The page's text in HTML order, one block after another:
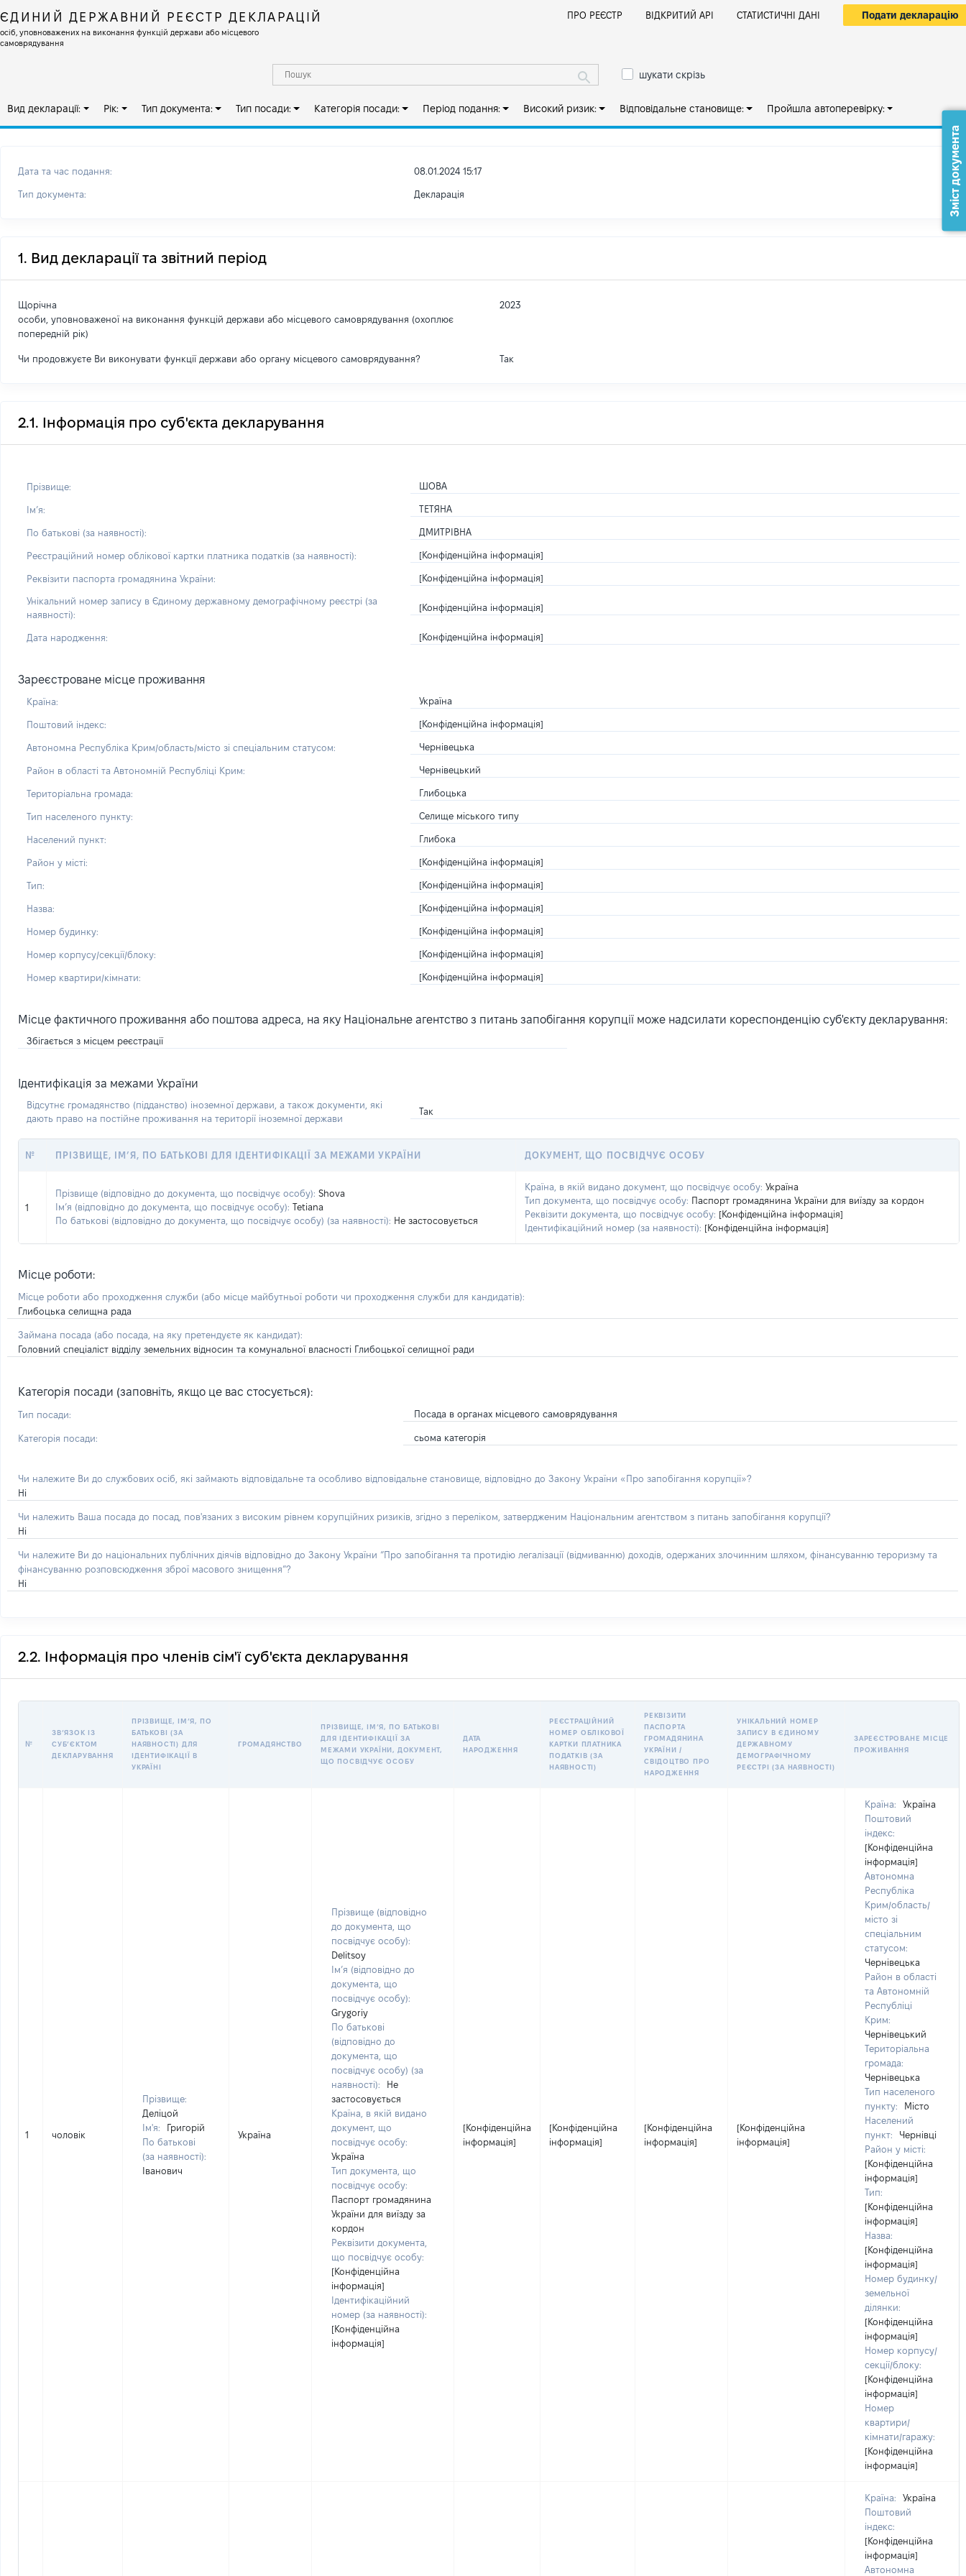
ЄДИНИЙ ДЕРЖАВНИЙ РЕЄСТР ДЕКЛАРАЦІЙ
осіб, уповноважених на виконання функцій держави або місцевого
самоврядування
ПРО РЕЄСТР ВІДКРИТИЙ АРІ СТАТИСТИЧНІ ДАНІ Подати декларацію
шукати скрізь
Вид декларації: Рік: Тип документа: Тип посади: Категорія посади: Період подання: Високий ризик: Відповідальне становище: Пройшла автоперевірку:
Дата та час подання: 08.01.2024 15:17
Тип документа: Декларація
1. Вид декларації та звітний період
Щорічна
особи, уповноваженої на виконання функцій держави або місцевого самоврядування (охоплює
попередній рік)
2023
Чи продовжуєте Ви виконувати функції держави або органу місцевого самоврядування? Так
2.1. Інформація про суб'єкта декларування
Прізвище: ШОВА
Імʼя: ТЕТЯНА
По батькові (за наявності): ДМИТРІВНА
Реєстраційний номер облікової картки платника податків (за наявності): [Конфіденційна інформація]
Реквізити паспорта громадянина України: [Конфіденційна інформація]
Унікальний номер запису в Єдиному державному демографічному реєстрі (за
наявності):
[Конфіденційна інформація]
Дата народження: [Конфіденційна інформація]
Зареєстроване місце проживання
Країна: Україна
Поштовий індекс: [Конфіденційна інформація]
Автономна Республіка Крим/область/місто зі спеціальним статусом: Чернівецька
Район в області та Автономній Республіці Крим: Чернівецький
Територіальна громада: Глибоцька
Тип населеного пункту: Селище міського типу
Населений пункт: Глибока
Район у місті: [Конфіденційна інформація]
Тип: [Конфіденційна інформація]
Назва: [Конфіденційна інформація]
Номер будинку: [Конфіденційна інформація]
Номер корпусу/секції/блоку: [Конфіденційна інформація]
Номер квартири/кімнати: [Конфіденційна інформація]
Місце фактичного проживання або поштова адреса, на яку Національне агентство з питань запобігання корупції може надсилати кореспонденцію суб'єкту декларування:
Збігається з місцем реєстрації
Ідентифікація за межами України
Відсутнє громадянство (підданство) іноземної держави, а також документи, які
дають право на постійне проживання на території іноземної держави
Так
№ ПРІЗВИЩЕ, ІМ’Я, ПО БАТЬКОВІ ДЛЯ ІДЕНТИФІКАЦІЇ ЗА МЕЖАМИ УКРАЇНИ ДОКУМЕНТ, ЩО ПОСВІДЧУЄ ОСОБУ
1
Прізвище (відповідно до документа, що посвідчує особу): Shova
Ім’я (відповідно до документа, що посвідчує особу): Tetiana
По батькові (відповідно до документа, що посвідчує особу) (за наявності): Не застосовується
Країна, в якій видано документ, що посвідчує особу: Україна
Тип документа, що посвідчує особу: Паспорт громадянина України для виїзду за кордон
Реквізити документа, що посвідчує особу: [Конфіденційна інформація]
Ідентифікаційний номер (за наявності): [Конфіденційна інформація]
Місце роботи:
Місце роботи або проходження служби (або місце майбутньої роботи чи проходження служби для кандидатів):
Глибоцька селищна рада
Займана посада (або посада, на яку претендуєте як кандидат):
Головний спеціаліст відділу земельних відносин та комунальної власності Глибоцької селищної ради
Категорія посади (заповніть, якщо це вас стосується):
Тип посади: Посада в органах місцевого самоврядування
Категорія посади: сьома категорія
Чи належите Ви до службових осіб, які займають відповідальне та особливо відповідальне становище, відповідно до Закону України «Про запобігання корупції»?
Ні
Чи належить Ваша посада до посад, пов'язаних з високим рівнем корупційних ризиків, згідно з переліком, затвердженим Національним агентством з питань запобігання корупції?
Ні
Чи належите Ви до національних публічних діячів відповідно до Закону України “Про запобігання та протидію легалізації (відмиванню) доходів, одержаних злочинним шляхом, фінансуванню тероризму та
фінансуванню розповсюдження зброї масового знищення”?
Ні
2.2. Інформація про членів сім'ї суб'єкта декларування
№
ЗВʼЯЗОК ІЗ
СУБʼЄКТОМ
ДЕКЛАРУВАННЯ
ПРІЗВИЩЕ, ІМʼЯ, ПО
БАТЬКОВІ (ЗА
НАЯВНОСТІ) ДЛЯ
ІДЕНТИФІКАЦІЇ В
УКРАЇНІ
ГРОМАДЯНСТВО
ПРІЗВИЩЕ, ІМʼЯ, ПО БАТЬКОВІ
ДЛЯ ІДЕНТИФІКАЦІЇ ЗА
МЕЖАМИ УКРАЇНИ, ДОКУМЕНТ,
ЩО ПОСВІДЧУЄ ОСОБУ
ДАТА
НАРОДЖЕННЯ
РЕЄСТРАЦІЙНИЙ
НОМЕР ОБЛІКОВОЇ
КАРТКИ ПЛАТНИКА
ПОДАТКІВ (ЗА
НАЯВНОСТІ)
РЕКВІЗИТИ
ПАСПОРТА
ГРОМАДЯНИНА
УКРАЇНИ /
СВІДОЦТВО ПРО
НАРОДЖЕННЯ
УНІКАЛЬНИЙ НОМЕР
ЗАПИСУ В ЄДИНОМУ
ДЕРЖАВНОМУ
ДЕМОГРАФІЧНОМУ
РЕЄСТРІ (ЗА НАЯВНОСТІ)
ЗАРЕЄСТРОВАНЕ МІСЦЕ
ПРОЖИВАННЯ
1 чоловік
Прізвище:
Деліцой
Ім'я:
Григорій
По батькові
(за наявності):
Іванович
Україна
Прізвище (відповідно
до документа, що
посвідчує особу):
Delitsoy
Ім’я (відповідно до
документа, що
посвідчує особу):
Grygoriy
По батькові
(відповідно до
документа, що
посвідчує особу) (за
наявності):
Не
застосовується
Країна, в якій видано
документ, що
посвідчує особу:
Україна
Тип документа, що
посвідчує особу:
Паспорт громадянина
України для виїзду за
кордон
Реквізити документа,
що посвідчує особу:
[Конфіденційна
інформація]
Ідентифікаційний
номер (за наявності):
[Конфіденційна
інформація]
[Конфіденційна
інформація]
[Конфіденційна
інформація]
[Конфіденційна
інформація]
[Конфіденційна
інформація]
Країна:
Україна
Поштовий
індекс:
[Конфіденційна
інформація]
Автономна
Республіка
Крим/область/
місто зі
спеціальним
статусом:
Чернівецька
Район в області
та Автономній
Республіці
Крим:
Чернівецький
Територіальна
громада:
Чернівецька
Тип населеного
пункту:
Місто
Населений
пункт:
Чернівці
Район у місті:
[Конфіденційна
інформація]
Тип:
[Конфіденційна
інформація]
Назва:
[Конфіденційна
інформація]
Номер будинку/
земельної
ділянки:
[Конфіденційна
інформація]
Номер корпусу/
секції/блоку:
[Конфіденційна
інформація]
Номер
квартири/
кімнати/гаражу:
[Конфіденційна
інформація]
Країна:
Україна
Поштовий
індекс:
[Конфіденційна
інформація]
Автономна
Зміст документа